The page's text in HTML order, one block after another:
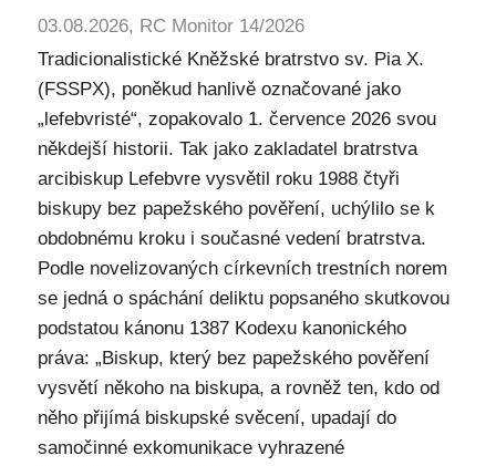
03.08.2026, RC Monitor 14/2026
Tradicionalistické Kněžské bratrstvo sv. Pia X.
(FSSPX), poněkud hanlivě označované jako
„lefebvristé“, zopakovalo 1. července 2026 svou
někdejší historii. Tak jako zakladatel bratrstva
arcibiskup Lefebvre vysvětil roku 1988 čtyři
biskupy bez papežského pověření, uchýlilo se k
obdobnému kroku i současné vedení bratrstva.
Podle novelizovaných církevních trestních norem
se jedná o spáchání deliktu popsaného skutkovou
podstatou kánonu 1387 Kodexu kanonického
práva: „Biskup, který bez papežského pověření
vysvětí někoho na biskupa, a rovněž ten, kdo od
něho přijímá biskupské svěcení, upadají do
samočinné exkomunikace vyhrazené